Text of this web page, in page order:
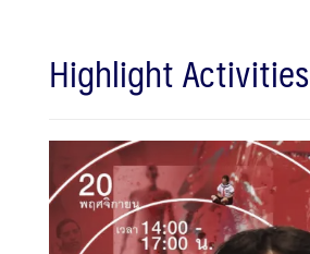
Highlight Activities